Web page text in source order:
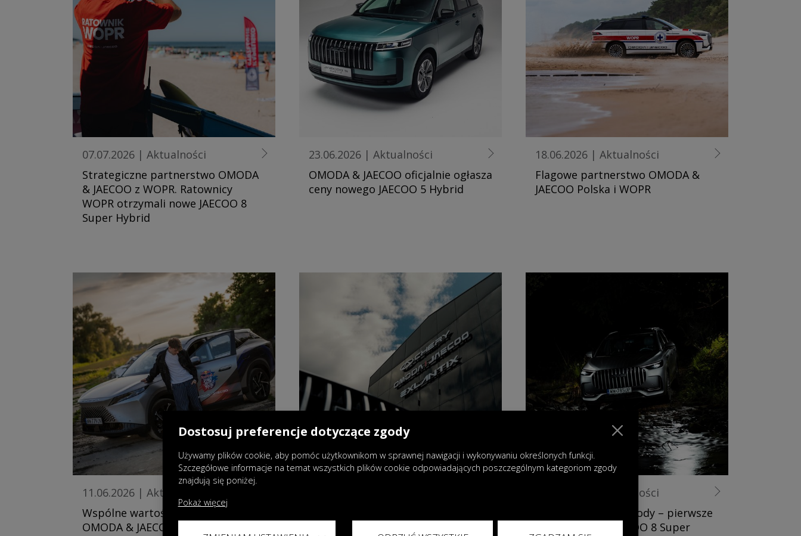
07.07.2026 | Aktualności
Strategiczne partnerstwo OMODA
& JAECOO z WOPR. Ratownicy
WOPR otrzymali nowe JAECOO 8
Super Hybrid
23.06.2026 | Aktualności
OMODA & JAECOO oficjalnie ogłasza
ceny nowego JAECOO 5 Hybrid
18.06.2026 | Aktualności
Flagowe partnerstwo OMODA &
JAECOO Polska i WOPR
11.06.2026 | Aktualności
Wspólne wartości i energia –
OMODA & JAECOO oficjalnym
Aktualności
Nowy wymiar przygody – pierwsze
jazdy testowe JAECOO 8 Super
Dostosuj preferencje dotyczące zgody
Używamy plików cookie, aby pomóc użytkownikom w sprawnej nawigacji i wykonywaniu określonych funkcji.
Szczegółowe informacje na temat wszystkich plików cookie odpowiadających poszczególnym kategoriom zgody
znajdują się poniżej.
Pokaż więcej